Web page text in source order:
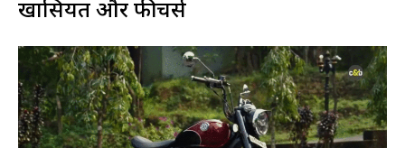
खासियतें और फीचर्स